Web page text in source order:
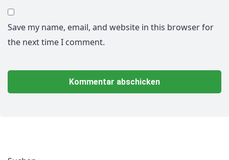
Save my name, email, and website in this browser for
the next time I comment.